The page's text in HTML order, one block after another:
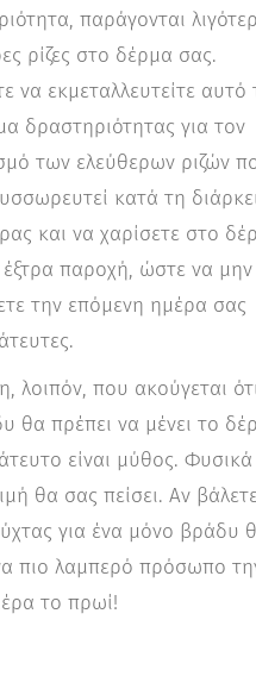
παράγονται
ρίζες στο δέρμα σας.
να εκμεταλλευτείτε αυτό
δραστηριότητας για τον
των ελεύθερων ριζών
κατά τη
και να χαρίσετε στο
έξτρα παροχή, ώστε να μην
την επόμενη ημέρα σας
λοιπόν, που ακούγεται
θα πρέπει να μένει το
είναι μύθος. Φυσικά
θα σας πείσει. Αν βάλετε
για ένα μόνο βράδυ
πιο λαμπερό πρόσωπο
το πρωί!